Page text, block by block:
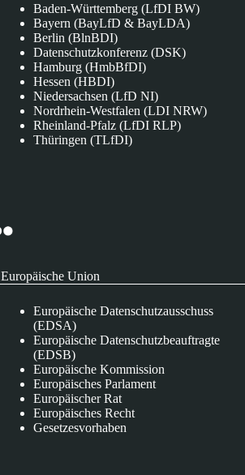
Baden-Württemberg (LfDI BW)
Bayern (BayLfD & BayLDA)
Berlin (BlnBDI)
Datenschutzkonferenz (DSK)
Hamburg (HmbBfDI)
Hessen (HBDI)
Niedersachsen (LfD NI)
Nordrhein-Westfalen (LDI NRW)
Rheinland-Pfalz (LfDI RLP)
Thüringen (TLfDI)
Europäische Union
Europäische Datenschutzausschuss
(EDSA)
Europäische Datenschutzbeauftragte
(EDSB)
Europäische Kommission
Europäisches Parlament
Europäischer Rat
Europäisches Recht
Gesetzesvorhaben